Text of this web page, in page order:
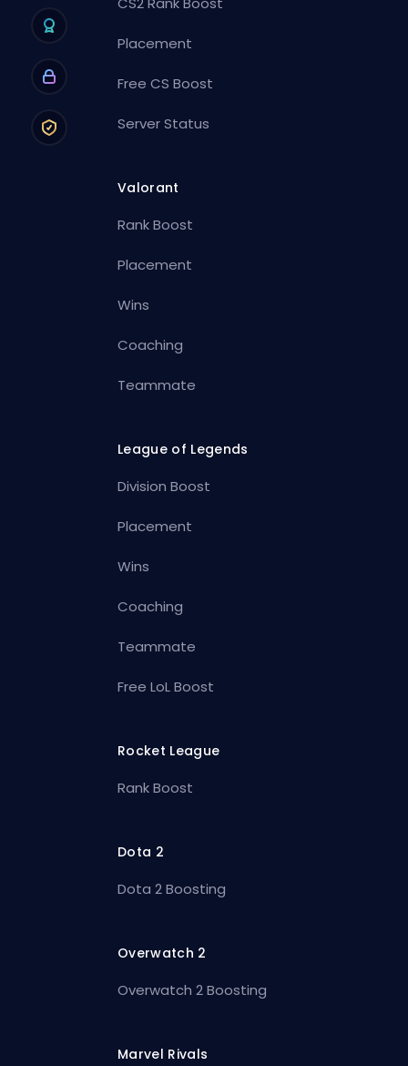
Placement
Free CS Boost
Server Status
Valorant
Rank Boost
Placement
Wins
Coaching
Teammate
League of Legends
Division Boost
Placement
Wins
Coaching
Teammate
Free LoL Boost
Rocket League
Rank Boost
Dota 2
Dota 2 Boosting
Overwatch 2
Overwatch 2 Boosting
Marvel Rivals